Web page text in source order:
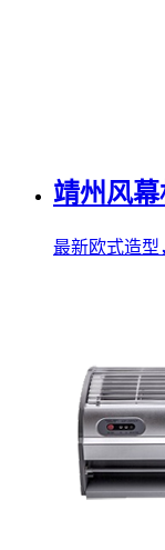
靖州风幕
最新欧式造型